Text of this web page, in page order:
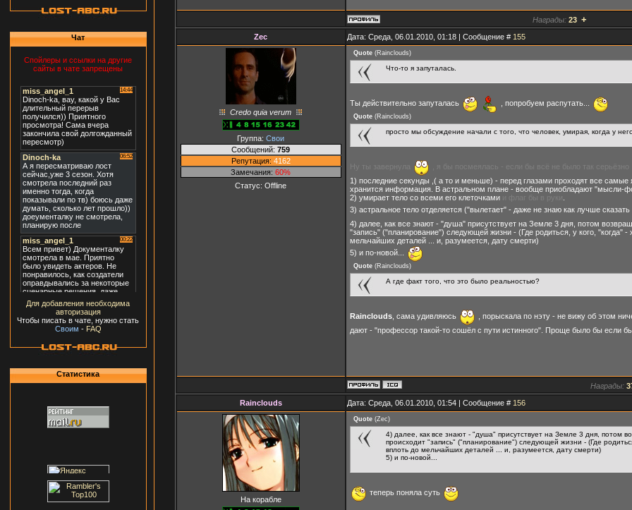
Чат
Спойлеры и ссылки на другие
сайты в чате запрещены
Для добавления необходима
авторизация
Чтобы писать в чате, нужно стать
Своим - FAQ
Статистика
Награды: 23 +
Zec Дата: Среда, 06.01.2010, 01:18 | Сообщение # 155
Credo quia verum
Группа: Свои
Сообщений: 759
Репутация: 4162
Замечания: 60%
Статус: Offline
Quote(Rainclouds)
Что-то я запуталась.
Ты действительно запуталась , попробуем распутать...
Quote(Rainclouds)
просто мы обсуждение начали с того, что человек, умирая, когда у
Ну ты завернула
, я бы посмеялась - если бы всё не было так серьёзно
1) последние секунды ,( а то и меньше) - перед глазами проходят все самые
хранится информация. В астральном плане - вообще приобладают "мысли-
2) умирает тело со всеми его клеточками
и флаг бы в руки
3) астральное тело отделяется ("вылетает" - даже не знаю как лучше сказать
4) далее, как все знают - "душа" присутствует на Земле 3 дня, потом
"запись" ("планирование") следующей жизни - (Где родиться, у кого, "когда" -
мельчайших деталей ... и, разумеется, дату смерти)
5) и по-новой...
Quote(Rainclouds)
А где факт того, что это было реальностью?
Rainclouds, сама удивляюсь
, порыскала по нэту - не вижу об этом
дают - "профессор такой-то сошёл с пути истинного". Проще было бы если
Награды:
Rainclouds
Дата: Среда, 06.01.2010, 01:54 | Сообщение # 156
На корабле
Quote(Zec)
4) далее, как все знают - "душа" присутствует на Земле 3 дня, потом
происходит "запись" ("планирование") следующей жизни - (Где
вплоть до мельчайших деталей ... и, разумеется, дату смерти)
5) и по-новой...
теперь поняла суть